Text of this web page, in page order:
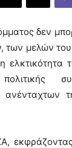
δεν
των μελών
ελκτικότητα
ανένταχτων